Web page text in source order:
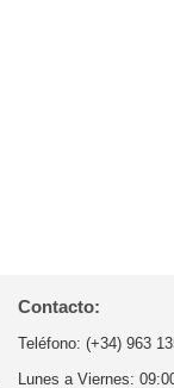
Contacto:
Teléfono: (+34) 963
Lunes a Viernes: